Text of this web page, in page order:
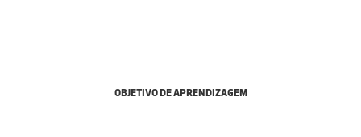
OBJETIVO DE APRENDIZAGEM